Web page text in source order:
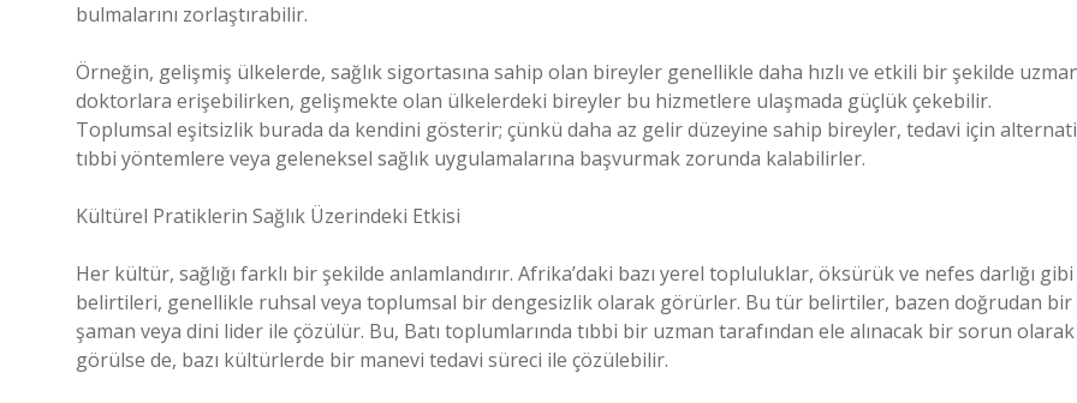
bulmalarını zorlaştırabilir.
Örneğin, gelişmiş ülkelerde, sağlık sigortasına sahip olan bireyler genellikle daha hızlı ve etkili bir şekilde
doktorlara erişebilirken, gelişmekte olan ülkelerdeki bireyler bu hizmetlere ulaşmada güçlük çekebilir.
Toplumsal eşitsizlik burada da kendini gösterir; çünkü daha az gelir düzeyine sahip bireyler, tedavi için
tıbbi yöntemlere veya geleneksel sağlık uygulamalarına başvurmak zorunda kalabilirler.
Kültürel Pratiklerin Sağlık Üzerindeki Etkisi
Her kültür, sağlığı farklı bir şekilde anlamlandırır. Afrika’daki bazı yerel topluluklar, öksürük ve nefes darlığı gibi
belirtileri, genellikle ruhsal veya toplumsal bir dengesizlik olarak görürler. Bu tür belirtiler, bazen doğrudan bir
şaman veya dini lider ile çözülür. Bu, Batı toplumlarında tıbbi bir uzman tarafından ele alınacak bir sorun olarak
görülse de, bazı kültürlerde bir manevi tedavi süreci ile çözülebilir.